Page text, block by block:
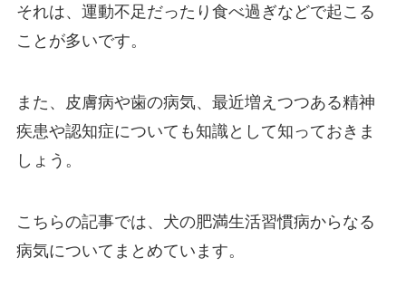
それは、運動不足だったり食べ過ぎなどで起こる
ことが多いです。
また、皮膚病や歯の病気、最近増えつつある精神
疾患や認知症についても知識として知っておきま
しょう。
こちらの記事では、犬の肥満生活習慣病からなる
病気についてまとめています。